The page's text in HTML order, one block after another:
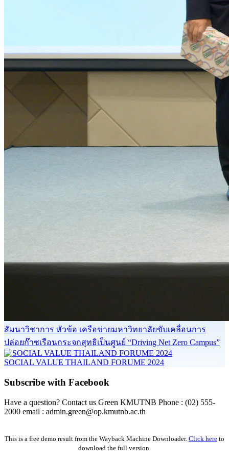
สัมนาวิชาการ หัวข้อ เครือข่ายมหาวิทยาลัยขับเคลื่อนการ
ปล่อยก๊าซเรือนกระจกสุทธิเป็นศูนย์ “Driving Net Zero Campus”
SOCIAL VALUE THAILAND FORUME 2024
Subscribe with Facebook
Have a question? Contact us Green KMUTNB Phone : (02) 555-
2000 email : admin.green@op.kmutnb.ac.th
This is a free demo result from the Wayback Machine Downloader. Click here to
download the full version.